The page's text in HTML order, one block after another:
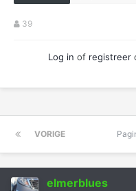
39
Log in of registreer
VORIGE
elmerblues